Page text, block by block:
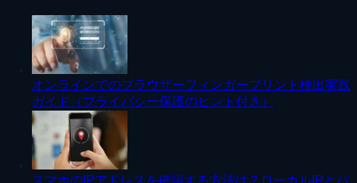
オンラインでのブラウザーフィンガープリント検出実践
ガイド（プライバシー保護のヒント付き）
スマホのIPアドレスを確認する方法は？ローカルIPとパ